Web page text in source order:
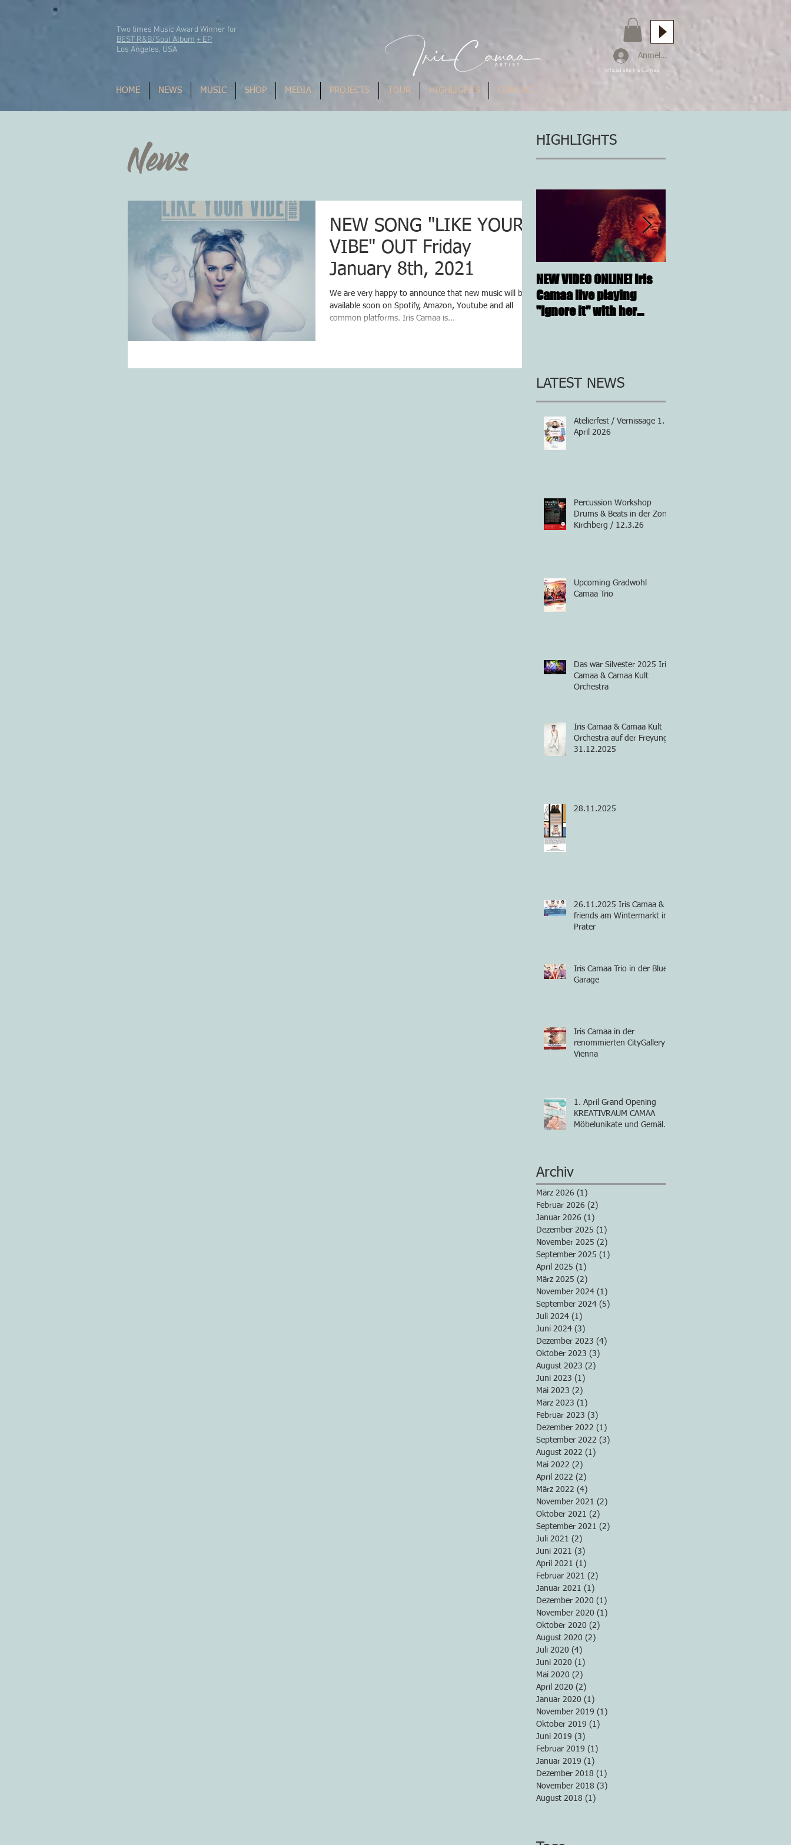
Two times Music Award Winner for
BEST R&B/Soul Album + EP
Los Angeles, USA
Anmelden
official site Iris Camaa
HOME NEWS MUSIC SHOP MEDIA PROJECTS TOUR HIGHLIGHTS CONTACT
News
NEW SONG "LIKE YOUR
VIBE" OUT Friday
January 8th, 2021
We are very happy to announce that new music will be
available soon on Spotify, Amazon, Youtube and all
common platforms. Iris Camaa is...
HIGHLIGHTS
NEW VIDEO ONLINE! Iris
Camaa live playing
"Ignore it" with her
LATEST NEWS
Atelierfest / Vernissage 1.
April 2026
Percussion Workshop
Drums & Beats in der Zone
Kirchberg / 12.3.26
Upcoming Gradwohl
Camaa Trio
Das war Silvester 2025 Iris
Camaa & Camaa Kult
Orchestra
Iris Camaa & Camaa Kult
Orchestra auf der Freyung
31.12.2025
28.11.2025
26.11.2025 Iris Camaa &
friends am Wintermarkt im
Prater
Iris Camaa Trio in der Blue
Garage
Iris Camaa in der
renommierten CityGallery
Vienna
1. April Grand Opening
KREATIVRAUM CAMAA
Möbelunikate und Gemälde
Archiv
März 2026 (1)
Februar 2026 (2)
Januar 2026 (1)
Dezember 2025 (1)
November 2025 (2)
September 2025 (1)
April 2025 (1)
März 2025 (2)
November 2024 (1)
September 2024 (5)
Juli 2024 (1)
Juni 2024 (3)
Dezember 2023 (4)
Oktober 2023 (3)
August 2023 (2)
Juni 2023 (1)
Mai 2023 (2)
März 2023 (1)
Februar 2023 (3)
Dezember 2022 (1)
September 2022 (3)
August 2022 (1)
Mai 2022 (2)
April 2022 (2)
März 2022 (4)
November 2021 (2)
Oktober 2021 (2)
September 2021 (2)
Juli 2021 (2)
Juni 2021 (3)
April 2021 (1)
Februar 2021 (2)
Januar 2021 (1)
Dezember 2020 (1)
November 2020 (1)
Oktober 2020 (2)
August 2020 (2)
Juli 2020 (4)
Juni 2020 (1)
Mai 2020 (2)
April 2020 (2)
Januar 2020 (1)
November 2019 (1)
Oktober 2019 (1)
Juni 2019 (3)
Februar 2019 (1)
Januar 2019 (1)
Dezember 2018 (1)
November 2018 (3)
August 2018 (1)